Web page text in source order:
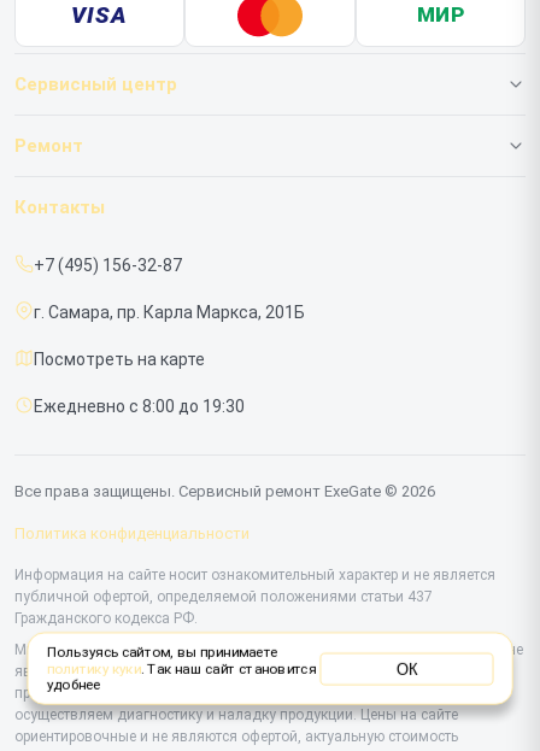
VISA МИР
Сервисный центр
О нашем сервисе
Срочный ремонт
Доставка и способы оплаты
Диагностика
Контакты
Ремонт
ИБП
Контакты
+7 (495) 156-32-87
г. Самара, пр. Карла Маркса, 201Б
Посмотреть на карте
Ежедневно с 8:00 до 19:30
Все права защищены. Сервисный ремонт ExeGate © 2026
Политика конфиденциальности
Информация на сайте носит ознакомительный характер и не является
публичной офертой, определяемой положениями статьи 437
Гражданского кодекса РФ.
Мы специализируемся на обслуживании и ремонте техники ExeGate, но не
являемся их официальным представителем. Предоставляем
профессиональные услуги после истечения гарантии, а также
осуществляем диагностику и наладку продукции. Цены на сайте
ориентировочные и не являются офертой, актуальную стоимость
Пользуясь сайтом, вы принимаете
политику куки. Так наш сайт становится
удобнее
ОК